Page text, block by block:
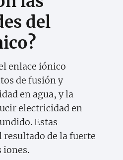
del
enlace iónico
de fusión y
en agua, y la
electricidad en
Estas
resultado de la fuerte
iones.